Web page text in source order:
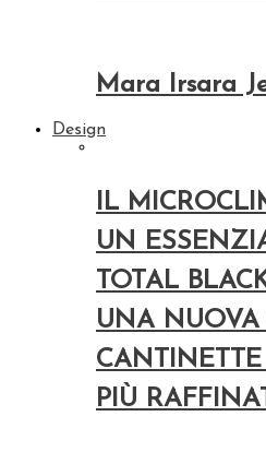
Mara Irsara
Design
IL
UN
TOTAL
UNA NUOVA
PIÙ